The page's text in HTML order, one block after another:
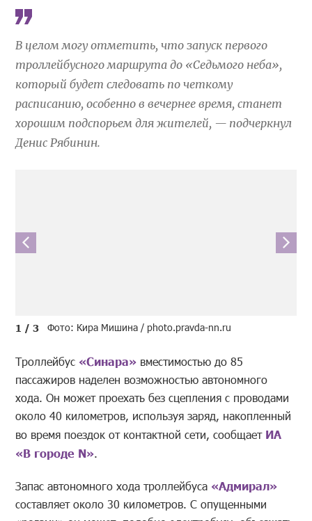
В целом могу отметить, что запуск первого
троллейбусного маршрута до «Седьмого неба»,
который будет следовать по четкому
расписанию, особенно в вечернее время, станет
хорошим подспорьем для жителей, — подчеркнул
Денис Рябинин.
1 / 3 Фото: Кира Мишина / photo.pravda-nn.ru
Троллейбус «Синара» вместимостью до 85
пассажиров наделен возможностью автономного
хода. Он может проехать без сцепления с проводами
около 40 километров, используя заряд, накопленный
во время поездок от контактной сети, сообщает ИА
«В городе N».
Запас автономного хода троллейбуса «Адмирал»
составляет около 30 километров. С опущенными